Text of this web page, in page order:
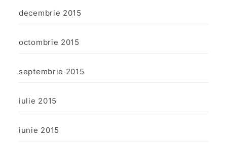
decembrie 2015
octombrie 2015
septembrie 2015
iulie 2015
iunie 2015